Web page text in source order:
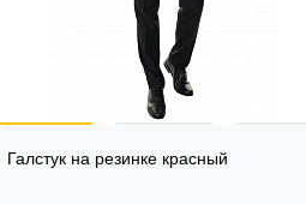
Галстук на резинке красный